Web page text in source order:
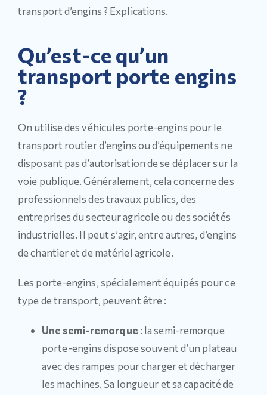
transport d’engins ? Explications.
Qu’est-ce qu’un
transport porte engins
?
On utilise des véhicules porte-engins pour le
transport routier d’engins ou d’équipements ne
disposant pas d’autorisation de se déplacer sur la
voie publique. Généralement, cela concerne des
professionnels des travaux publics, des
entreprises du secteur agricole ou des sociétés
industrielles. Il peut s’agir, entre autres, d’engins
de chantier et de matériel agricole.
Les porte-engins, spécialement équipés pour ce
type de transport, peuvent être :
Une semi-remorque : la semi-remorque
porte-engins dispose souvent d’un plateau
avec des rampes pour charger et décharger
les machines. Sa longueur et sa capacité de